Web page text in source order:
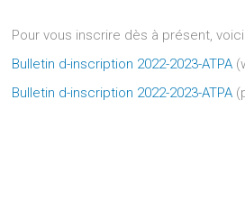
Pour vous inscrire dès à présent,
Bulletin d-inscription 2022-2023-ATPA
Bulletin d-inscription 2022-2023-ATPA